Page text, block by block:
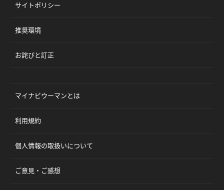
サイトポリシー
推奨環境
お詫びと訂正
マイナビウーマンとは
利用規約
個人情報の取扱いについて
ご意見・ご感想